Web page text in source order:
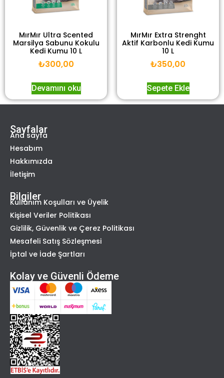
MırMır Ultra Scented
Marsilya Sabunu Kokulu
Kedi Kumu 10 L
₺300,00
Devamını oku
MırMır Extra Strenght
Aktif Karbonlu Kedi Kumu
10 L
₺350,00
Sepete Ekle
Sayfalar
Ana sayfa
Hesabım
Hakkımızda
İletişim
Bilgiler
Kullanım Koşulları ve Üyelik
Kişisel Veriler Politikası
Gizlilik, Güvenlik ve Çerez Politikası
Mesafeli Satış Sözleşmesi
İptal ve İade Şartları
Kolay ve Güvenli Ödeme